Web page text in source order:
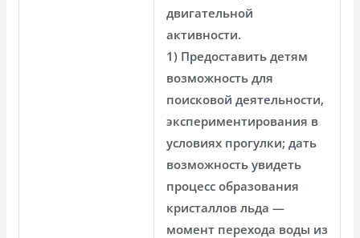
двигательной
активности.
1) Предоставить детям
возможность для
поисковой деятельности,
экспериментирования в
условиях прогулки; дать
возможность увидеть
процесс образования
кристаллов льда —
момент перехода воды из